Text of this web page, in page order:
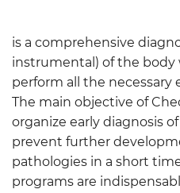
is a comprehensive
instrumental) of the
perform all the necessary
The main objective of
organize early diagnosis
prevent further
pathologies in a short
programs are